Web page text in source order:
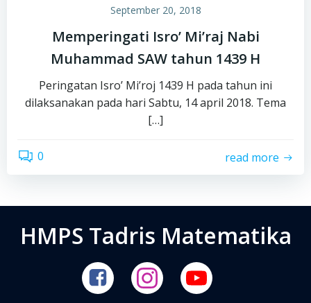
September 20, 2018
Memperingati Isro’ Mi’raj Nabi
Muhammad SAW tahun 1439 H
Peringatan Isro’ Mi’roj 1439 H pada tahun ini
dilaksanakan pada hari Sabtu, 14 april 2018. Tema
[…]
0 read more
HMPS Tadris Matematika